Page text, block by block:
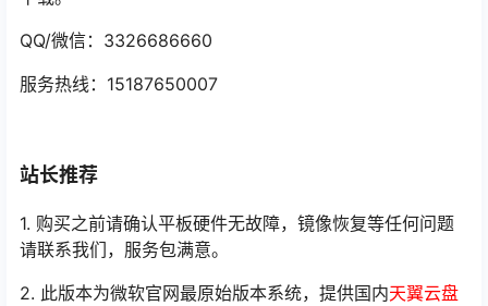
QQ/微信：3326686660
服务热线：15187650007
站长推荐
1. 购买之前请确认平板硬件无故障，镜像恢复等任何问题
请联系我们，服务包满意。
2. 此版本为微软官网最原始版本系统，提供国内天翼云盘